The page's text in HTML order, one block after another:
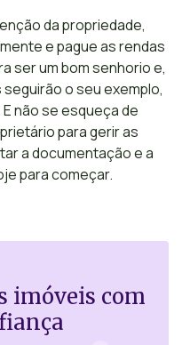
da propriedade,
e pague as rendas
ser um bom senhorio e,
o seu exemplo,
não se esqueça de
para gerir as
a documentação e a
para começar.
imóveis com